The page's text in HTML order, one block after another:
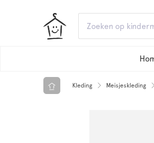
Kleding Meisjeskleding